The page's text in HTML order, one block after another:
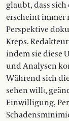
glaubt, dass
erscheint immer
Perspektive
Kreps.
indem sie diese
und Analysen
Während sich
sehen will‹,
Einwilligung,